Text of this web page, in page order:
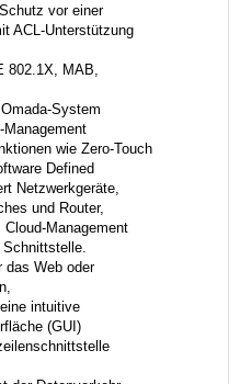
vor einer
ACL-Unterstützung
802.1X, MAB,
System
wie Zero-Touch
Defined
Netzwerkgeräte,
und Router,
Management
das Web oder
intuitive
(GUI)